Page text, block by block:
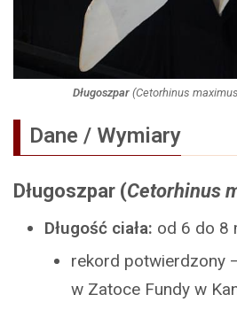
Długoszpar(Cetorhinus maximus
Dane / Wymiary
Długoszpar (Cetorhinus
Długość ciała: od 6 do 8
rekord potwierdzony
w Zatoce Fundy w